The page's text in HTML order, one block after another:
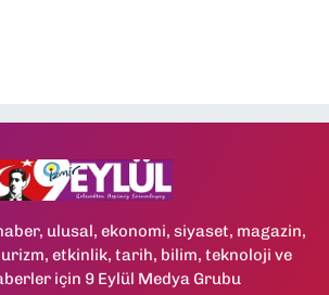
ulusal, ekonomi, siyaset, magazin,
etkinlik, tarih, bilim, teknoloji ve
için 9 Eylül Medya Grubu